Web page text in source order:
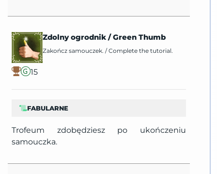
15
Zdolny ogrodnik /Green Thumb
Zakończ samouczek. /Complete the tutorial.
FABULARNE
Trofeum zdobędziesz po ukończeniu
samouczka.